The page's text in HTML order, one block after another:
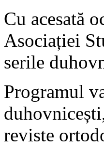
Cu acesată
Asociației
serile
Programul
reviste